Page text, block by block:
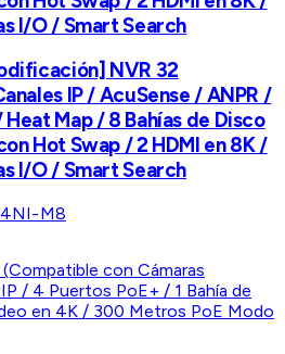
I/O / Smart Search
NVR 32
IP / AcuSense / ANPR /
Map / 8 Bahías de Disco
Hot Swap / 2 HDMI en 8K /
I/O / Smart Search
M8